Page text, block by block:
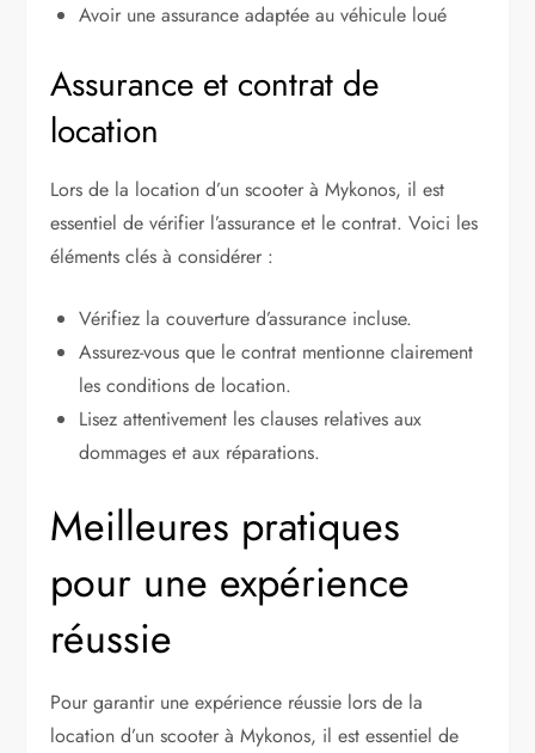
Avoir une assurance adaptée au véhicule loué
Assurance et contrat de
location
Lors de la location d’un scooter à Mykonos, il est
essentiel de vérifier l’assurance et le contrat. Voici les
éléments clés à considérer :
Vérifiez la couverture d’assurance incluse.
Assurez-vous que le contrat mentionne clairement
les conditions de location.
Lisez attentivement les clauses relatives aux
dommages et aux réparations.
Meilleures pratiques
pour une expérience
réussie
Pour garantir une expérience réussie lors de la
location d’un scooter à Mykonos, il est essentiel de